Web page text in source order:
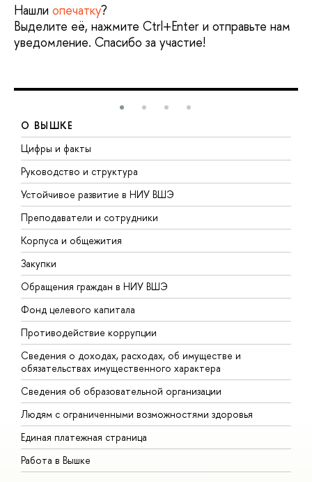
Нашли опечатку?
Выделите её, нажмите Ctrl+Enter и отправьте нам
уведомление. Спасибо за участие!
О ВЫШКЕ
Цифры и факты
Руководство и структура
Устойчивое развитие в НИУ ВШЭ
Преподаватели и сотрудники
Корпуса и общежития
Закупки
Обращения граждан в НИУ ВШЭ
Фонд целевого капитала
Противодействие коррупции
Сведения о доходах, расходах, об имуществе и
обязательствах имущественного характера
Сведения об образовательной организации
Людям с ограниченными возможностями здоровья
Единая платежная страница
Работа в Вышке